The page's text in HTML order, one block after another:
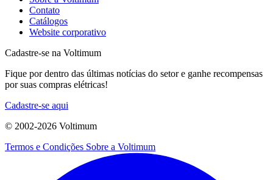
Contato
Catálogos
Website corporativo
Cadastre-se na Voltimum
Fique por dentro das últimas notícias do setor e ganhe recompensas
por suas compras elétricas!
Cadastre-se aqui
© 2002-2026 Voltimum
Termos e Condições Sobre a Voltimum